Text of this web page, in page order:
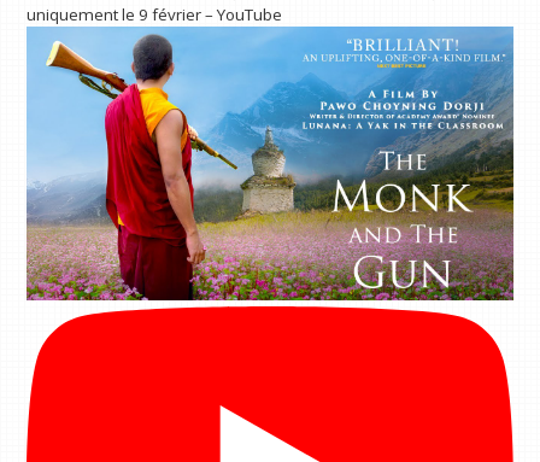
uniquement le 9 février – YouTube